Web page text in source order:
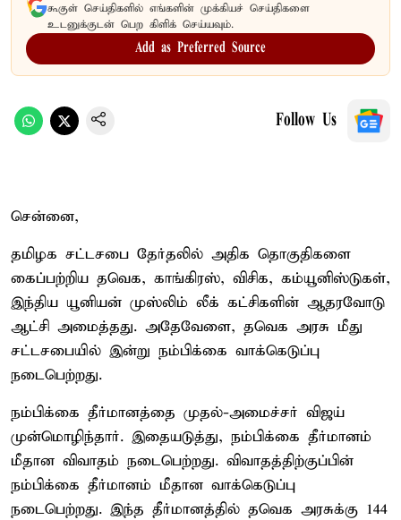
கூகுள் செய்திகளில் எங்களின் முக்கியச் செய்திகளை
உடனுக்குடன் பெற கிளிக் செய்யவும்.
Add as Preferred Source
Follow Us
சென்னை,
தமிழக சட்டசபை தேர்தலில் அதிக தொகுதிகளை
கைப்பற்றிய தவெக, காங்கிரஸ், விசிக, கம்யூனிஸ்டுகள்,
இந்திய யூனியன் முஸ்லிம் லீக் கட்சிகளின் ஆதரவோடு
ஆட்சி அமைத்தது. அதேவேளை, தவெக அரசு மீது
சட்டசபையில் இன்று நம்பிக்கை வாக்கெடுப்பு
நடைபெற்றது.
நம்பிக்கை தீர்மானத்தை முதல்-அமைச்சர் விஜய்
முன்மொழிந்தார். இதையடுத்து, நம்பிக்கை தீர்மானம்
மீதான விவாதம் நடைபெற்றது. விவாதத்திற்குப்பின்
நம்பிக்கை தீர்மானம் மீதான வாக்கெடுப்பு
நடைபெற்றது. இந்த தீர்மானத்தில் தவெக அரசுக்கு 144